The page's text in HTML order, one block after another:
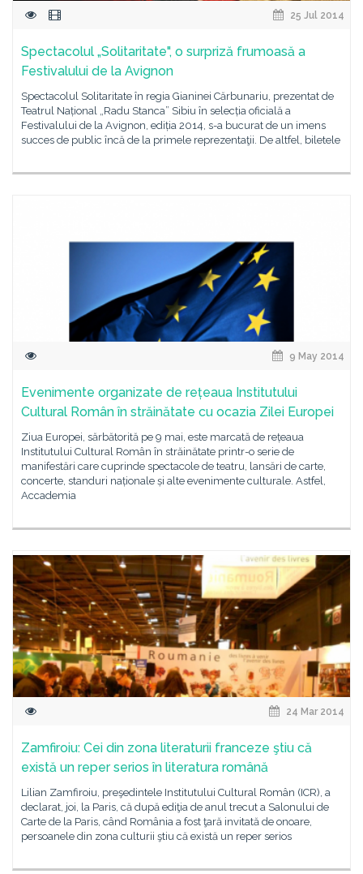
25 Jul 2014
Spectacolul „Solitaritate", o surpriză frumoasă a
Festivalului de la Avignon
Spectacolul Solitaritate în regia Gianinei Cărbunariu, prezentat de
Teatrul Național „Radu Stanca” Sibiu în selecția oficială a
Festivalului de la Avignon, ediția 2014, s-a bucurat de un imens
succes de public încă de la primele reprezentaţii. De altfel, biletele
9 May 2014
Evenimente organizate de rețeaua Institutului
Cultural Român în străinătate cu ocazia Zilei Europei
Ziua Europei, sărbătorită pe 9 mai, este marcată de rețeaua
Institutului Cultural Român în străinătate printr-o serie de
manifestări care cuprinde spectacole de teatru, lansări de carte,
concerte, standuri naționale și alte evenimente culturale. Astfel,
Accademia
24 Mar 2014
Zamfiroiu: Cei din zona literaturii franceze ştiu că
există un reper serios în literatura română
Lilian Zamfiroiu, preşedintele Institutului Cultural Român (ICR), a
declarat, joi, la Paris, că după ediţia de anul trecut a Salonului de
Carte de la Paris, când România a fost ţară invitată de onoare,
persoanele din zona culturii ştiu că există un reper serios